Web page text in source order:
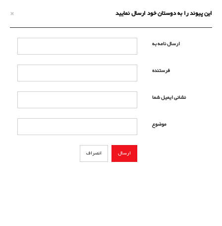
این پیوند را به دوستان خود ارسال نمایید ×
ارسال نامه به
فرستنده
نشانی ایمیل شما
موضوع
ارسال انصراف